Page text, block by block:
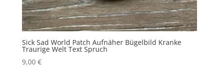
Sick Sad World Patch Aufnäher Bügelbild Kranke
Traurige Welt Text Spruch
9,00 €